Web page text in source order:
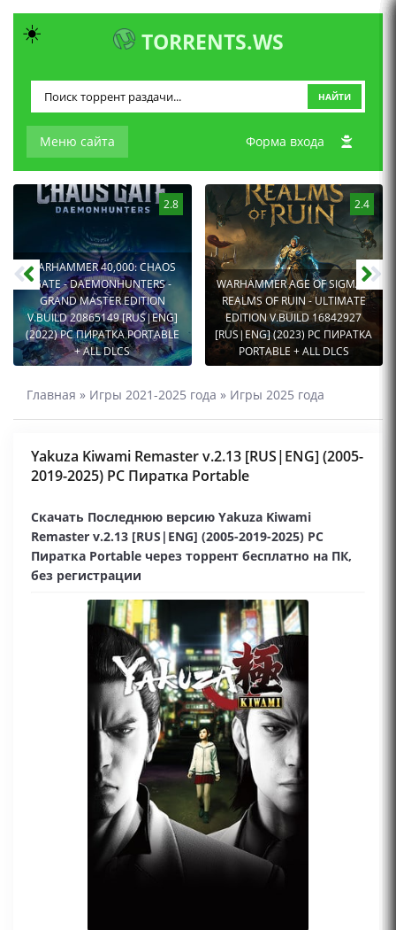
TORRENTS.WS
Меню сайта
НАЙТИ
Форма входа
2.8
WARHAMMER 40,000: CHAOS
GATE - DAEMONHUNTERS -
GRAND MASTER EDITION
V.BUILD 20865149 [RUS|ENG]
(2022) PC ПИРАТКА PORTABLE
+ ALL DLCS
2.4
WARHAMMER AGE OF SIGMAR:
REALMS OF RUIN - ULTIMATE
EDITION V.BUILD 16842927
[RUS|ENG] (2023) PC ПИРАТКА
PORTABLE + ALL DLCS
Главная » Игры 2021-2025 года » Игры 2025 года
Yakuza Kiwami Remaster v.2.13 [RUS|ENG] (2005-
2019-2025) PC Пиратка Portable
Скачать Последнюю версию Yakuza Kiwami
Remaster v.2.13 [RUS|ENG] (2005-2019-2025) PC
Пиратка Portable через торрент бесплатно на ПК,
без регистрации
☀️